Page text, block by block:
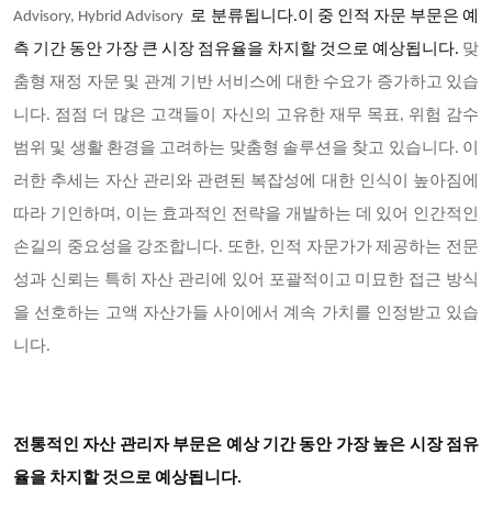
Advisory, Hybrid Advisory 로 분류됩니다.이 중 인적 자문 부문은 예
측 기간 동안 가장 큰 시장 점유율을 차지할 것으로 예상됩니다. 맞
춤형 재정 자문 및 관계 기반 서비스에 대한 수요가 증가하고 있습
니다. 점점 더 많은 고객들이 자신의 고유한 재무 목표, 위험 감수
범위 및 생활 환경을 고려하는 맞춤형 솔루션을 찾고 있습니다. 이
러한 추세는 자산 관리와 관련된 복잡성에 대한 인식이 높아짐에
따라 기인하며, 이는 효과적인 전략을 개발하는 데 있어 인간적인
손길의 중요성을 강조합니다. 또한, 인적 자문가가 제공하는 전문
성과 신뢰는 특히 자산 관리에 있어 포괄적이고 미묘한 접근 방식
을 선호하는 고액 자산가들 사이에서 계속 가치를 인정받고 있습
니다.
전통적인 자산 관리자 부문은 예상 기간 동안 가장 높은 시장 점유
율을 차지할 것으로 예상됩니다.